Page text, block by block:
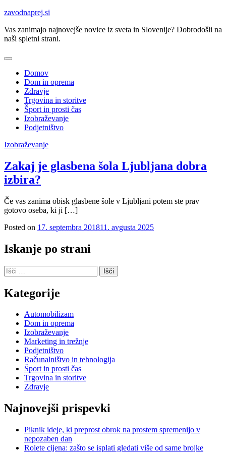
Skip
content
zavodnaprej.si
Vas zanimajo najnovejše novice iz sveta in Slovenije? Dobrodošli na
naši spletni strani.
Domov
Dom in oprema
Zdravje
Trgovina in storitve
Šport in prosti čas
Izobraževanje
Podjetništvo
Izobraževanje
Zakaj je glasbena šola Ljubljana dobra
izbira?
Če vas zanima obisk glasbene šole v Ljubljani potem ste prav
gotovo oseba, ki ji […]
Posted on 17. septembra 201811. avgusta 2025
Iskanje po strani
Išči:
Kategorije
Automobilizam
Dom in oprema
Izobraževanje
Marketing in trežnje
Podjetništvo
Računalništvo in tehnologija
Šport in prosti čas
Trgovina in storitve
Zdravje
Najnovejši prispevki
Piknik ideje, ki preprost obrok na prostem spremenijo v
nepozaben dan
Rolete cijena: zašto se isplati gledati više od same brojke